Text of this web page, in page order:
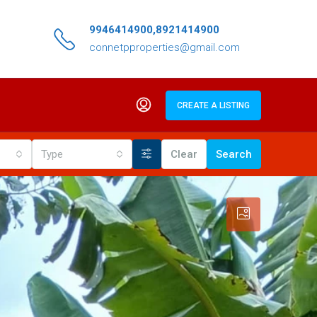
9946414900,8921414900
connetpproperties@gmail.com
CREATE A LISTING
Type Clear Search